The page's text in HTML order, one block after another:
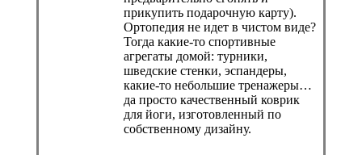
прикупить подарочную карту).
Ортопедия не идет в чистом виде?
Тогда какие-то спортивные
агрегаты домой: турники,
шведские стенки, эспандеры,
какие-то небольшие тренажеры…
да просто качественный коврик
для йоги, изготовленный по
собственному дизайну.